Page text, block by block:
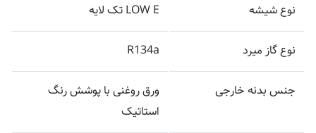
نوع شیشه LOW E تک لایه
نوع گاز میرد R134a
جنس بدنه خارجی
ورق روغنی با پوشش رنگ
استاتیک